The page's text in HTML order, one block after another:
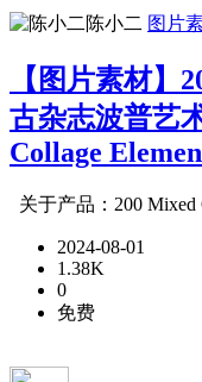
陈小二 图片
【图片素材】
古杂志波普艺
Collage
关于产品：200 Mixed
2024-08-01
1.38K
0
免费